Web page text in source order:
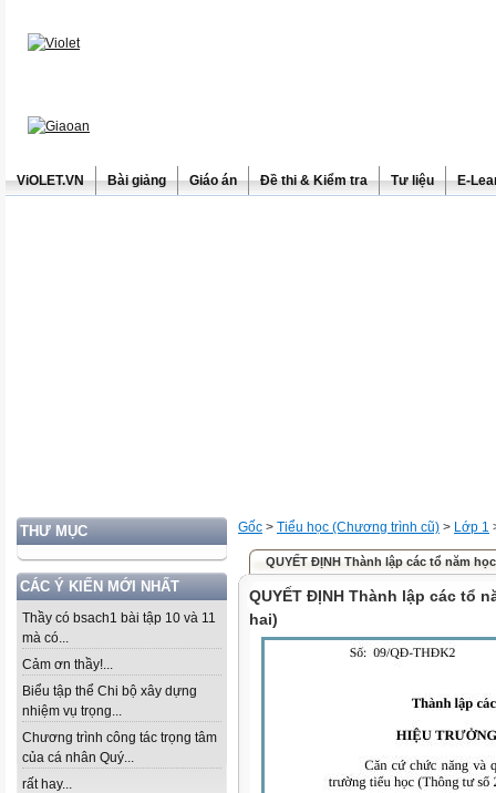
ViOLET.VN Bài giảng Giáo án Đề thi & Kiểm tra Tư liệu E-
THƯ MỤC
CÁC Ý KIẾN MỚI NHẤT
Thầy có bsach1 bài tập 10 và 11
mà có...
Cảm ơn thầy!...
Biểu tập thể Chi bộ xây dựng
nhiệm vụ trọng...
Chương trình công tác trọng tâm
của cá nhân Quý...
rất hay...
Gốc > Tiểu học (Chương trình cũ) > Lớp 1
QUYẾT ĐỊNH Thành lập các tổ năm
QUYẾT ĐỊNH Thành lập các tổ
hai)